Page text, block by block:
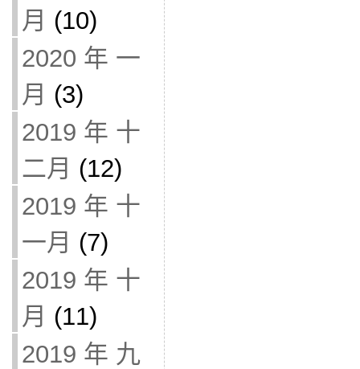
月 (10)
2020 年 一
月 (3)
2019 年 十
二月 (12)
2019 年 十
一月 (7)
2019 年 十
月 (11)
2019 年 九